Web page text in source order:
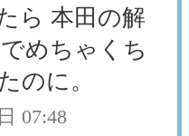
ら 本田の解
めちゃくち
のに。
07:48